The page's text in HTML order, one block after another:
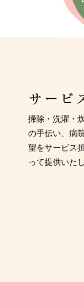
掃除・洗濯・
の手伝い、病
望をサービス
って提供いた